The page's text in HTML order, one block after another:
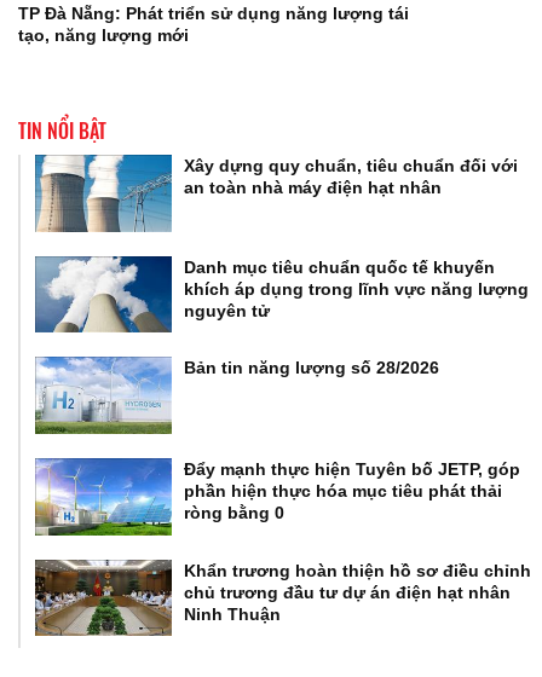
TP Đà Nẵng: Phát triển sử dụng năng lượng tái
tạo, năng lượng mới
TIN NỔI BẬT
Xây dựng quy chuẩn, tiêu chuẩn đối với
an toàn nhà máy điện hạt nhân
Danh mục tiêu chuẩn quốc tế khuyến
khích áp dụng trong lĩnh vực năng lượng
nguyên tử
Bản tin năng lượng số 28/2026
Đẩy mạnh thực hiện Tuyên bố JETP, góp
phần hiện thực hóa mục tiêu phát thải
ròng bằng 0
Khẩn trương hoàn thiện hồ sơ điều chỉnh
chủ trương đầu tư dự án điện hạt nhân
Ninh Thuận